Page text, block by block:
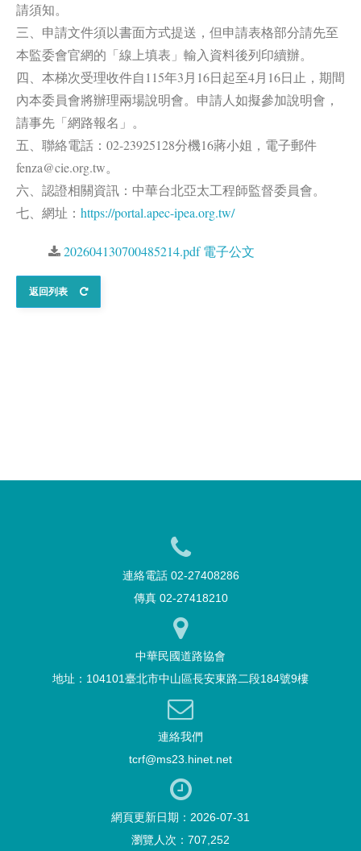
請須知。
三、申請文件須以書面方式提送，但申請表格部分請先至
本監委會官網的「線上填表」輸入資料後列印續辦。
四、本梯次受理收件自115年3月16日起至4月16日止，期間
內本委員會將辦理兩場說明會。申請人如擬參加說明會，
請事先「網路報名」。
五、聯絡電話：02-23925128分機16蔣小姐，電子郵件
fenza@cie.org.tw。
六、認證相關資訊：中華台北亞太工程師監督委員會。
七、網址： https://portal.apec-ipea.org.tw/
202604130700485214.pdf 電子公文
返回列表
連絡電話 02-27408286
傳真 02-27418210
中華民國道路協會
地址：104101臺北市中山區長安東路二段184號9樓
連絡我們
tcrf@ms23.hinet.net
網頁更新日期：2026-07-31
瀏覽人次：707,252